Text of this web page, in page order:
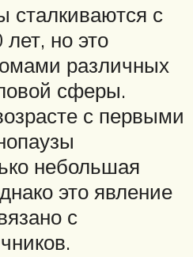
с
но это
различных
сферы.
с первыми
небольшая
это явление
с